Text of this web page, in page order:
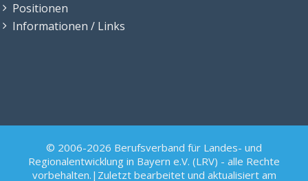
Positionen
Informationen / Links
© 2006-2026 Berufsverband für Landes- und
Regionalentwicklung in Bayern e.V. (LRV) - alle Rechte
vorbehalten.|Zuletzt bearbeitet und aktualisiert am